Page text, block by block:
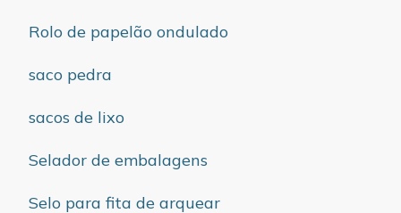
Rolo de papelão ondulado
saco pedra
sacos de lixo
Selador de embalagens
Selo para fita de arquear